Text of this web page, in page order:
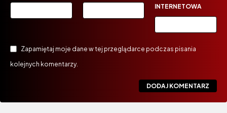
INTERNETOWA
Zapamiętaj moje dane w tej przeglądarce podczas pisania
kolejnych komentarzy.